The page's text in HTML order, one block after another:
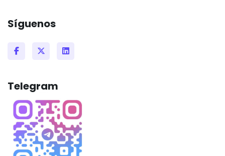
Síguenos
Telegram